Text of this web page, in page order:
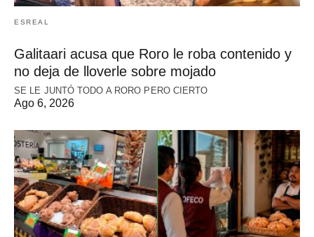
ESREAL
Galitaari acusa que Roro le roba contenido y
no deja de lloverle sobre mojado
SE LE JUNTÓ TODO A RORO PERO CIERTO
Ago 6, 2026